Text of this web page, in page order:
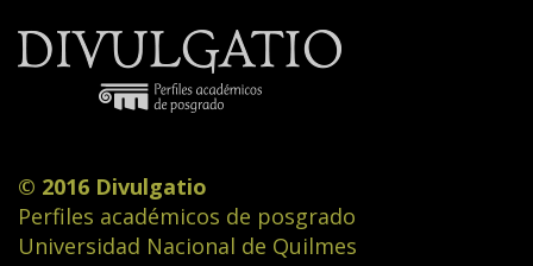
© 2016 Divulgatio
Perfiles académicos de posgrado
Universidad Nacional de Quilmes